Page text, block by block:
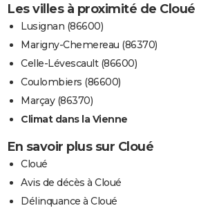
Les villes à proximité de Cloué
Lusignan (86600)
Marigny-Chemereau (86370)
Celle-Lévescault (86600)
Coulombiers (86600)
Marçay (86370)
Climat dans la Vienne
En savoir plus sur Cloué
Cloué
Avis de décès à Cloué
Délinquance à Cloué